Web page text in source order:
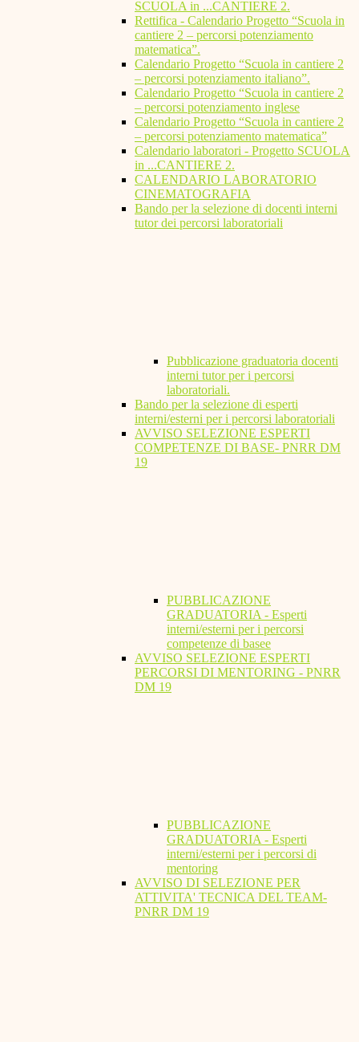
SCUOLA in ...CANTIERE 2.
Rettifica - Calendario Progetto “Scuola in
cantiere 2 – percorsi potenziamento
matematica”.
Calendario Progetto “Scuola in cantiere 2
– percorsi potenziamento italiano”.
Calendario Progetto “Scuola in cantiere 2
– percorsi potenziamento inglese
Calendario Progetto “Scuola in cantiere 2
– percorsi potenziamento matematica”
Calendario laboratori - Progetto SCUOLA
in ...CANTIERE 2.
CALENDARIO LABORATORIO
CINEMATOGRAFIA
Bando per la selezione di docenti interni
tutor dei percorsi laboratoriali
Pubblicazione graduatoria docenti
interni tutor per i percorsi
laboratoriali.
Bando per la selezione di esperti
interni/esterni per i percorsi laboratoriali
AVVISO SELEZIONE ESPERTI
COMPETENZE DI BASE- PNRR DM
19
PUBBLICAZIONE
GRADUATORIA - Esperti
interni/esterni per i percorsi
competenze di basee
AVVISO SELEZIONE ESPERTI
PERCORSI DI MENTORING - PNRR
DM 19
PUBBLICAZIONE
GRADUATORIA - Esperti
interni/esterni per i percorsi di
mentoring
AVVISO DI SELEZIONE PER
ATTIVITA' TECNICA DEL TEAM-
PNRR DM 19